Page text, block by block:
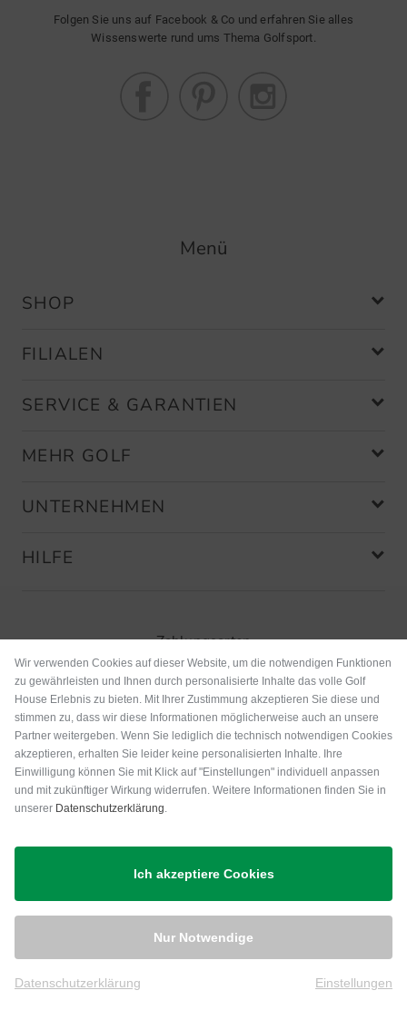
Folgen Sie uns auf Facebook & Co und erfahren Sie alles
Wissenswerte rund ums Thema Golfsport.
Menü
SHOP
FILIALEN
SERVICE & GARANTIEN
MEHR GOLF
UNTERNEHMEN
HILFE
Zahlungsarten
Versand
Wir verwenden Cookies auf dieser Website, um die notwendigen Funktionen
zu gewährleisten und Ihnen durch personalisierte Inhalte das volle Golf
House Erlebnis zu bieten. Mit Ihrer Zustimmung akzeptieren Sie diese und
stimmen zu, dass wir diese Informationen möglicherweise auch an unsere
Partner weitergeben. Wenn Sie lediglich die technisch notwendigen Cookies
akzeptieren, erhalten Sie leider keine personalisierten Inhalte. Ihre
Einwilligung können Sie mit Klick auf "Einstellungen" individuell anpassen
und mit zukünftiger Wirkung widerrufen. Weitere Informationen finden Sie in
unserer Datenschutzerklärung.
Ich akzeptiere Cookies
Nur Notwendige
Datenschutzerklärung Einstellungen